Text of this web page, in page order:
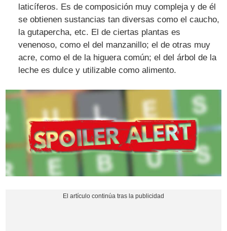
laticíferos. Es de composición muy compleja y de él
se obtienen sustancias tan diversas como el caucho,
la gutapercha, etc. El de ciertas plantas es
venenoso, como el del manzanillo; el de otras muy
acre, como el de la higuera común; el del árbol de la
leche es dulce y utilizable como alimento.